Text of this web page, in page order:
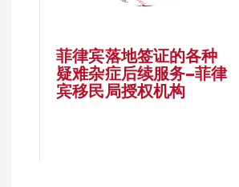
菲律宾落地签证的各种
疑难杂症后续服务–菲律
宾移民局授权机构